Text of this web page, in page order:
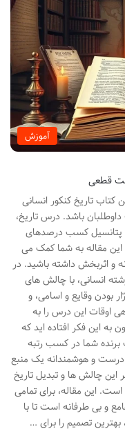
آموزش
کتاب تاریخ کنکور انسانی
داوطلبان باشد. درس تاریخ،
پتانسیل کسب درصدهای
این مقاله به شما کمک می
و اثربخش داشته باشید. در
انسانی، با چالش های
بودن وقایع و اسامی، و
اوقات این درس را به
به این فکر افتاده اید که
برنده شما در کسب رتبه
درست و هوشمندانه یک منبع
این چالش ها و تبدیل تاریخ
این مقاله، برای تمامی
و بی طرفانه است تا با
بهترین تصمیم را برای …